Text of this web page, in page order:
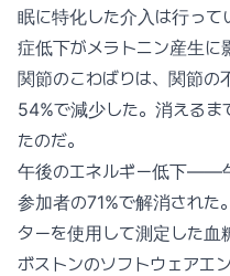
眠に特化した介入は行って
症低下がメラトニン産生に
関節のこわばりは、関節の
54%で減少した。消えるま
たのだ。
午後のエネルギー低下
参加者の71%で解消され
ターを使用して測定した血
ボストンのソフトウェアエ